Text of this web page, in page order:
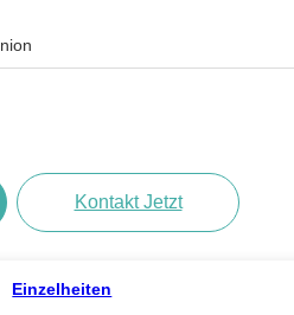
Kontakt Jetzt
Einzelheiten